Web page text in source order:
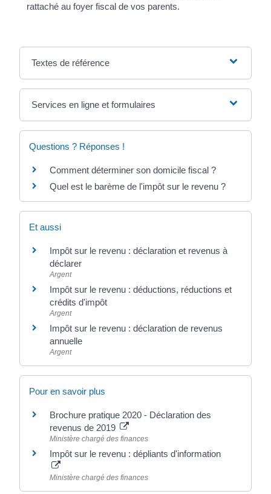
rattaché au foyer fiscal de vos parents.
Textes de référence
Services en ligne et formulaires
Questions ? Réponses !
Comment déterminer son domicile fiscal ?
Quel est le barème de l'impôt sur le revenu ?
Et aussi
Impôt sur le revenu : déclaration et revenus à
déclarer
Argent
Impôt sur le revenu : déductions, réductions et
crédits d'impôt
Argent
Impôt sur le revenu : déclaration de revenus
annuelle
Argent
Pour en savoir plus
Brochure pratique 2020 - Déclaration des
revenus de 2019
Ministère chargé des finances
Impôt sur le revenu : dépliants d'information
Ministère chargé des finances